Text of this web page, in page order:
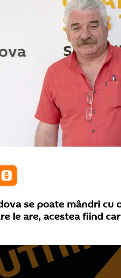
se poate mândri cu
le are, acestea fiind